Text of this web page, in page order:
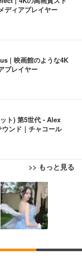
ディアプレイヤー
| 映画館のような4K
プレイヤー
ト) 第5世代 - Alex
ンド｜チャコール
>> もっと見る
テレワーク 疲れな
パクト 約105度ロッ
面昇降 強化ナイロ
宅ワーク H-WY01
デスクチェア メッシ
ック
ニター | FlexScan
USB Type-C・ホワ
モニター | FlexScan
ツ 薄型 レギュラー 1
枚
ツ 厚型 ワイド 42枚
トブルー)